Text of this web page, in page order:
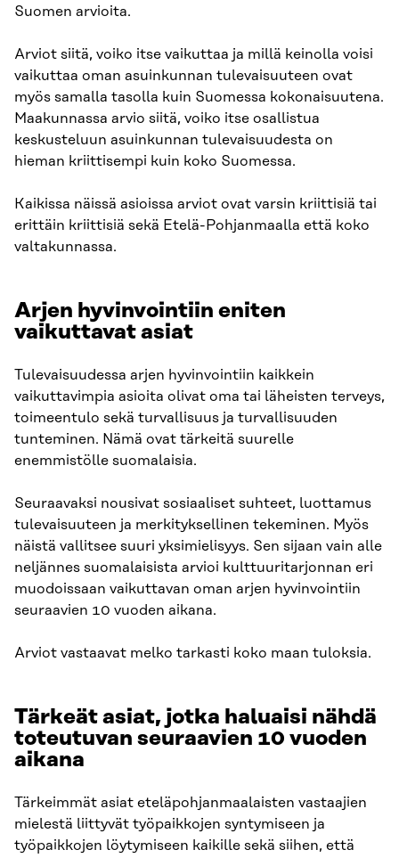
Suomen arvioita.
Arviot siitä, voiko itse vaikuttaa ja millä keinolla voisi
vaikuttaa oman asuinkunnan tulevaisuuteen ovat
myös samalla tasolla kuin Suomessa kokonaisuutena.
Maakunnassa arvio siitä, voiko itse osallistua
keskusteluun asuinkunnan tulevaisuudesta on
hieman kriittisempi kuin koko Suomessa.​
Kaikissa näissä asioissa arviot ovat varsin kriittisiä tai
erittäin kriittisiä sekä Etelä-Pohjanmaalla että koko
valtakunnassa.​
Arjen hyvinvointiin eniten
vaikuttavat asiat​
Tulevaisuudessa arjen hyvinvointiin kaikkein
vaikuttavimpia asioita olivat oma tai läheisten terveys,
toimeentulo sekä turvallisuus ja turvallisuuden
tunteminen. Nämä ovat tärkeitä suurelle
enemmistölle suomalaisia.
Seuraavaksi nousivat sosiaaliset suhteet, luottamus
tulevaisuuteen ja merkityksellinen tekeminen. Myös
näistä vallitsee suuri yksimielisyys. Sen sijaan vain alle
neljännes suomalaisista arvioi kulttuuritarjonnan eri
muodoissaan vaikuttavan oman arjen hyvinvointiin
seuraavien 10 vuoden aikana.
Arviot vastaavat melko tarkasti koko maan tuloksia.​
Tärkeät asiat, jotka haluaisi nähdä
toteutuvan seuraavien 10 vuoden
aikana​
Tärkeimmät asiat eteläpohjanmaalaisten vastaajien
mielestä liittyvät työpaikkojen syntymiseen ja
työpaikkojen löytymiseen kaikille sekä siihen, että